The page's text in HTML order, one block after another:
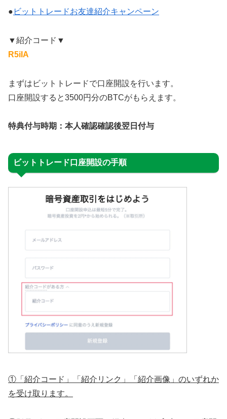
● ビットトレードお友達紹介キャンペーン
▼紹介コード▼
R5iIA
まずはビットトレードで口座開設を行います。
口座開設すると3500円分のBTCがもらえます。
特典付与時期：本人確認確認後翌日付与
ビットトレード口座開設の手順
①「紹介コード」「紹介リンク」「紹介画像」のいずれか
を受け取ります。